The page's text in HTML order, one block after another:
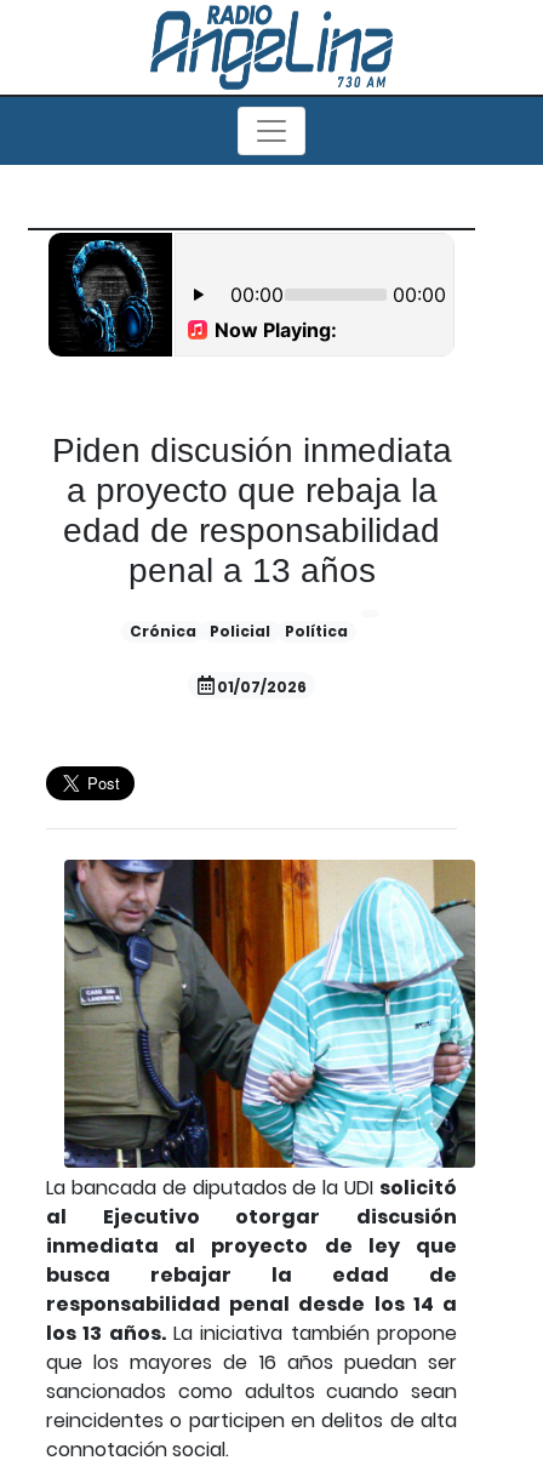
Piden discusión inmediata
a proyecto que rebaja la
edad de responsabilidad
penal a 13 años
Crónica Policial Política
01/07/2026
La bancada de diputados de la UDI solicitó
al Ejecutivo otorgar discusión
inmediata al proyecto de ley que
busca rebajar la edad de
responsabilidad penal desde los 14 a
los 13 años.La iniciativa también propone
que los mayores de 16 años puedan ser
sancionados como adultos cuando sean
reincidentes o participen en delitos de alta
connotación social.